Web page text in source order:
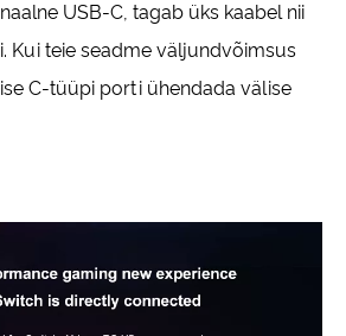
USB-C, tagab üks kaabel nii
Kui teie seadme väljundvõimsus
C-tüüpi porti ühendada välise